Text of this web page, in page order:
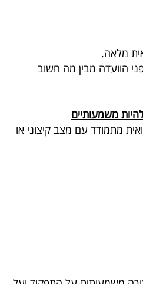
מלאה.
הוועדה מבין מה חשוב
משמעותיים
מתמודד עם מצב קיצוני או